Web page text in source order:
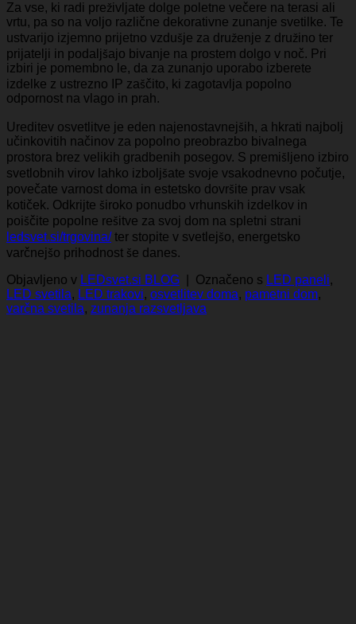
Za vse, ki radi preživljate dolge poletne večere na terasi ali
vrtu, pa so na voljo različne dekorativne zunanje svetilke. Te
ustvarijo izjemno prijetno vzdušje za druženje z družino ter
prijatelji in podaljšajo bivanje na prostem dolgo v noč. Pri
izbiri je pomembno le, da za zunanjo uporabo izberete
izdelke z ustrezno IP zaščito, ki zagotavlja popolno
odpornost na vlago in prah.
Ureditev osvetlitve je eden najenostavnejših, a hkrati najbolj
učinkovitih načinov za popolno preobrazbo bivalnega
prostora brez velikih gradbenih posegov. S premišljeno izbiro
svetlobnih virov lahko izboljšate svoje vsakodnevno počutje,
povečate varnost doma in estetsko dovršite prav vsak
kotiček. Odkrijte široko ponudbo vrhunskih izdelkov in
poiščite popolne rešitve za svoj dom na spletni strani
ledsvet.si/trgovina/ter stopite v svetlejšo, energetsko
varčnejšo prihodnost še danes.
Objavljeno v LEDsvet.si BLOG Označeno s LED paneli,
LED svetila, LED trakovi, osvetlitev doma, pametni dom,
varčna svetila, zunanja razsvetljava